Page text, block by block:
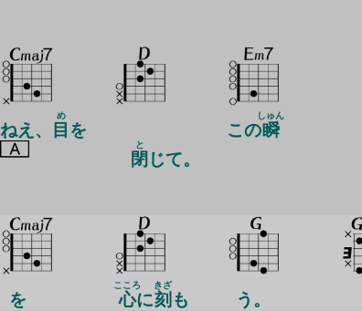
ねえ、 目
め
を
閉
と
じて。
この瞬
しゅん
を 心
こころ
に刻
きざ
も う。